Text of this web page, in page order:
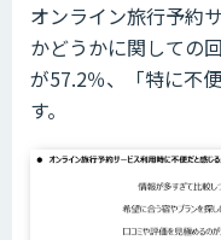
オンライン旅行予約
かどうかに関しての
が57.2％、「特に不
す。